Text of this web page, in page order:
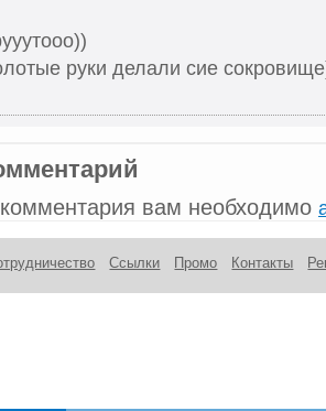
руки делали сие
вам необходимо
Ссылки Промо Контакты